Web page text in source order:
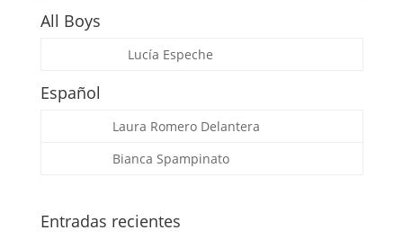
All Boys
Lucía Espeche
Español
Laura Romero Delantera
Bianca Spampinato
Entradas recientes